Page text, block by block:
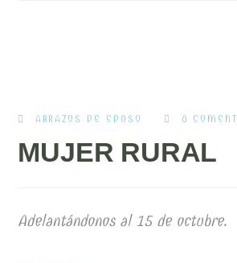
ABRAZOS DE EDUSO 0
MUJER RURAL
Adelantándonos al 15 de octubre.